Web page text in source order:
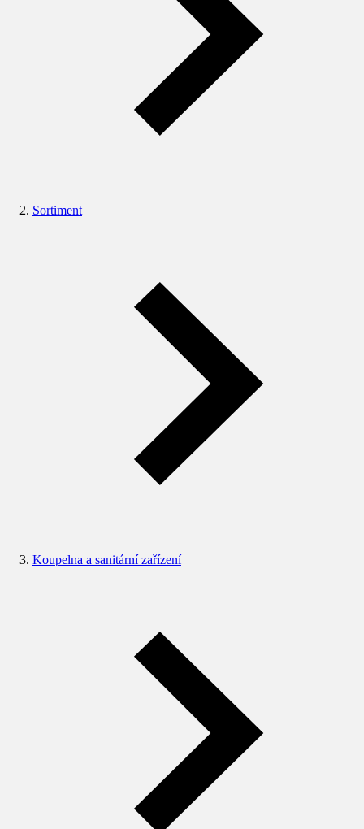
Sortiment
Koupelna a sanitární zařízení